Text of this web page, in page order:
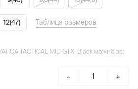
12(47) Таблица размеров
TACTICAL MID GTX, Black можно за:
- +